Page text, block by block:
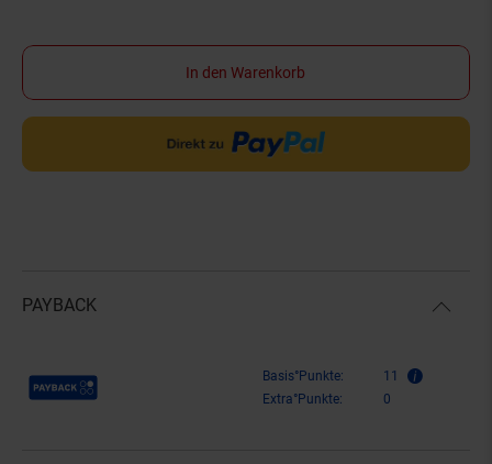
In den Warenkorb
PAYBACK
Payback Punkte Basis°Punkte:
11
Extra°Punkte:
0